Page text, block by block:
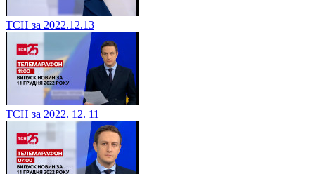
ТСН за 2022.12.13
ТСН за 2022. 12. 11